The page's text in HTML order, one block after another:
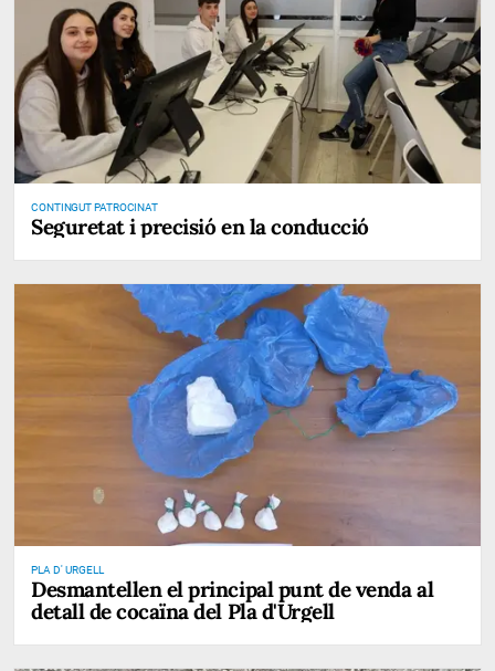
CONTINGUT PATROCINAT
Seguretat i precisió en la conducció
PLA D' URGELL
Desmantellen el principal punt de venda al
detall de cocaïna del Pla d'Urgell